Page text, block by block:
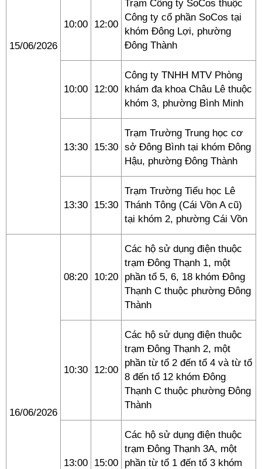
15/06/2026
10:00 12:00
Trạm Công ty SoCos thuộc
Công ty cổ phần SoCos tại
khóm Đông Lợi, phường
Đông Thành
10:00 12:00
Công ty TNHH MTV Phòng
khám đa khoa Châu Lê thuộc
khóm 3, phường Bình Minh
13:30 15:30
Trạm Trường Trung học cơ
sở Đông Bình tại khóm Đông
Hậu, phường Đông Thành
13:30 15:30
Trạm Trường Tiểu học Lê
Thánh Tông (Cái Vồn A cũ)
tại khóm 2, phường Cái Vồn
16/06/2026
08:20 10:20
Các hộ sử dụng điện thuộc
trạm Đông Thạnh 1, một
phần tổ 5, 6, 18 khóm Đông
Thạnh C thuộc phường Đông
Thành
10:30 12:00
Các hộ sử dụng điện thuộc
trạm Đông Thạnh 2, một
phần từ tổ 2 đến tổ 4 và từ tổ
8 đến tổ 12 khóm Đông
Thạnh C thuộc phường Đông
Thành
13:00 15:00
Các hộ sử dụng điện thuộc
trạm Đông Thạnh 3A, một
phần từ tổ 1 đến tổ 3 khóm